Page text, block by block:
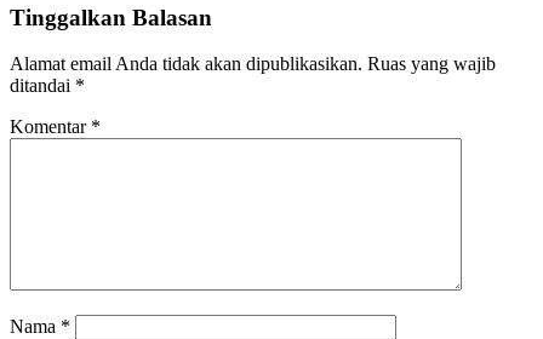
Tinggalkan Balasan
Alamat email Anda tidak akan dipublikasikan. Ruas yang wajib
ditandai *
Komentar *
Nama *